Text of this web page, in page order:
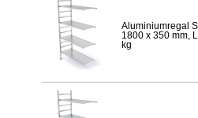
Aluminiumregal
1800 x 350 mm,
kg